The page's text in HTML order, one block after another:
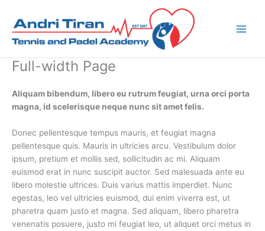
content
Full-width Page
Aliquam bibendum, libero eu rutrum feugiat, urna orci porta
magna, id scelerisque neque nunc sit amet felis.
Donec pellentesque tempus mauris, et feugiat magna
pellentesque quis. Mauris in ultricies arcu. Vestibulum dolor
ipsum, pretium et mollis sed, sollicitudin ac mi. Aliquam
euismod erat in nunc suscipit auctor. Sed malesuada ante eu
libero molestie ultrices. Duis varius mattis imperdiet. Nunc
egestas, leo vel ultricies euismod, dui enim viverra est, ut
pharetra quam justo et magna. Sed aliquam, libero pharetra
venenatis posuere, justo mi feugiat leo, ut aliquet orci metus in